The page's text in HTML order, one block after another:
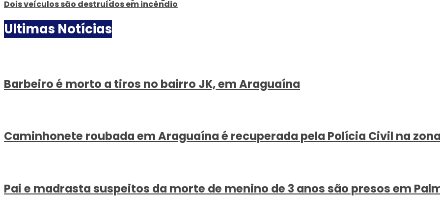
Dois veículos são destruídos em incêndio
Ultimas Notícias
Barbeiro é morto a tiros no bairro JK, em Araguaína
Caminhonete roubada em Araguaína é recuperada pela Polícia Civil na
Pai e madrasta suspeitos da morte de menino de 3 anos são presos em